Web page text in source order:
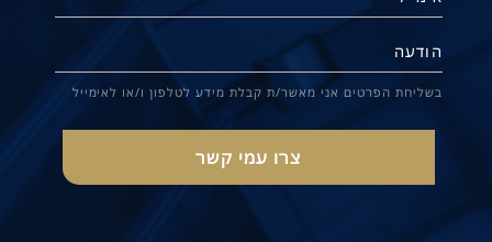
בשליחת הפרטים אני מאשר/ת קבלת מידע לטלפון ו/או לאימייל